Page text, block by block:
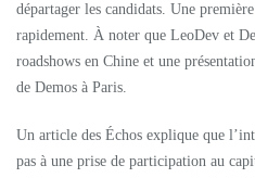
départager les candidats. Une
rapidement. À noter que LeoDev et
roadshows en Chine et une
de Demos à Paris.
Un article des Échos explique que
pas à une prise de participation au